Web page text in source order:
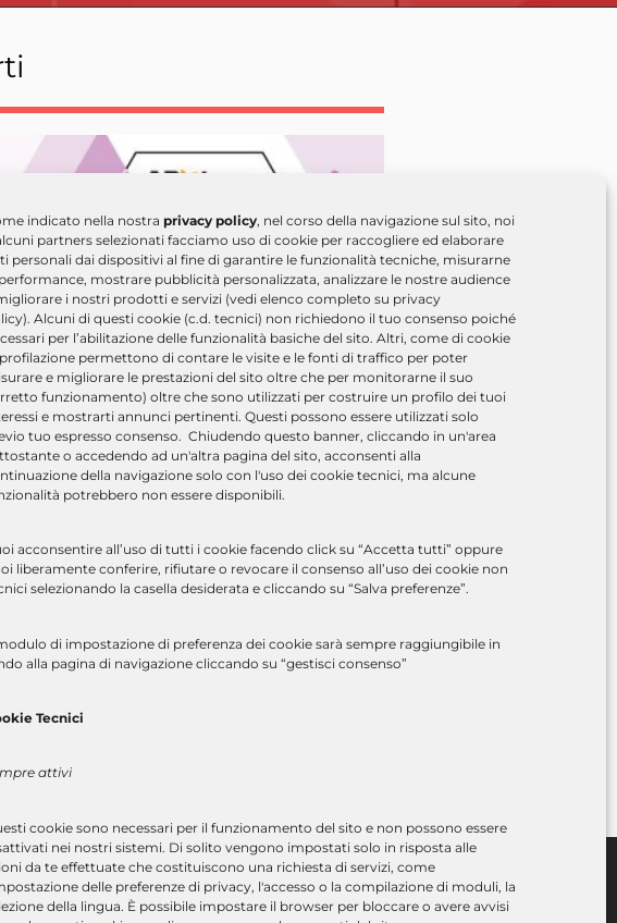
indicato nella nostra privacy policy, nel corso della navigazione sul sito, noi
partners selezionati facciamo uso di cookie per raccogliere ed elaborare
personali dai dispositivi al fine di garantire le funzionalità tecniche, misurarne
mostrare pubblicità personalizzata, analizzare le nostre audience
i nostri prodotti e servizi (vedi elenco completo su privacy
Alcuni di questi cookie (c.d. tecnici) non richiedono il tuo consenso poiché
per l’abilitazione delle funzionalità basiche del sito. Altri, come di cookie
permettono di contare le visite e le fonti di traffico per poter
e migliorare le prestazioni del sito oltre che per monitorarne il suo
funzionamento) oltre che sono utilizzati per costruire un profilo dei tuoi
e mostrarti annunci pertinenti. Questi possono essere utilizzati solo
tuo espresso consenso. Chiudendo questo banner, cliccando in un'area
o accedendo ad un'altra pagina del sito, acconsenti alla
della navigazione solo con l'uso dei cookie tecnici, ma alcune
potrebbero non essere disponibili.
acconsentire all’uso di tutti i cookie facendo click su “Accetta tutti” oppure
liberamente conferire, rifiutare o revocare il consenso all’uso dei cookie non
selezionando la casella desiderata e cliccando su “Salva preferenze”.
di impostazione di preferenza dei cookie sarà sempre raggiungibile in
alla pagina di navigazione cliccando su “gestisci consenso”
Tecnici
attivi
cookie sono necessari per il funzionamento del sito e non possono essere
nei nostri sistemi. Di solito vengono impostati solo in risposta alle
da te effettuate che costituiscono una richiesta di servizi, come
delle preferenze di privacy, l'accesso o la compilazione di moduli, la
della lingua. È possibile impostare il browser per bloccare o avere avvisi
Pacchetto CAD & Digital Solutions
Corso ARXivar Next – Flow V2